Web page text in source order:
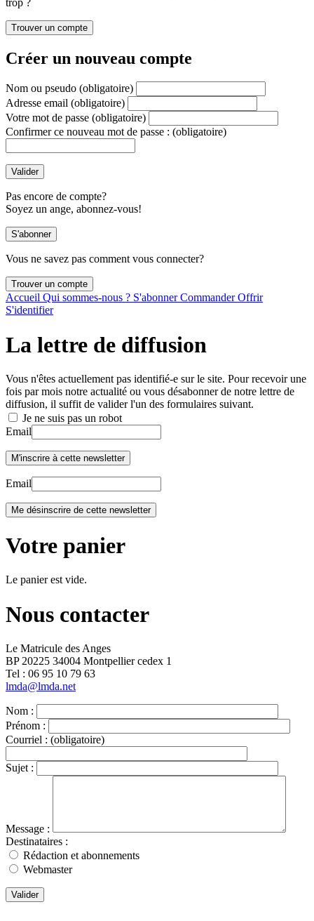
Créer un nouveau compte
Nom ou pseudo (obligatoire)
Adresse email (obligatoire)
Votre mot de passe (obligatoire)
Confirmer ce nouveau mot de passe : (obligatoire)
Pas encore de compte?
Soyez un ange, abonnez-vous!
Vous ne savez pas comment vous connecter?
Accueil Qui sommes-nous ? S'abonnerCommanderOffrir
S'identifier
La lettre de diffusion
Vous n'êtes actuellement pas identifié-e sur le site. Pour recevoir une
fois par mois notre actualité ou vous désabonner de notre lettre de
diffusion, il suffit de valider l'un des formulaires suivant.
Je ne suis pas un robot
Email
Email
Votre panier
Le panier est vide.
Nous contacter
Le Matricule des Anges
BP 20225 34004 Montpellier cedex 1
Tel : ‭06 95 10 79 63
lmda@lmda.net
Nom :
Prénom :
Courriel : (obligatoire)
Sujet :
Message :
Destinataires :
Rédaction et abonnements
Webmaster
Valider